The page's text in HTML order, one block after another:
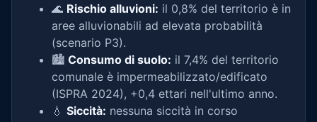
🌊 Rischio alluvioni: il 0,8% del territorio è in
aree alluvionabili ad elevata probabilità
(scenario P3).
🏙️ Consumo di suolo: il 7,4% del territorio
comunale è impermeabilizzato/edificato
(ISPRA 2024), +0,4 ettari nell'ultimo anno.
💧 Siccità: nessuna siccità in corso